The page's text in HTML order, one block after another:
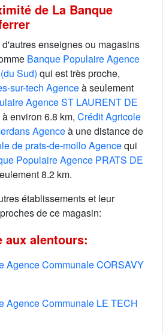
de La Banque
enseignes ou magasins
Banque Populaire Agence
Sud) qui est très proche,
sur-tech Agenceà seulement
Agence ST LAURENT DE
à environ 6.8 km, Crédit Agricole
Agenceà une distance de
de prats-de-mollo Agencequi
Populaire Agence PRATS DE
8.2 km.
établissements et leur
de ce magasin:
aux alentours:
Agence Communale CORSAVY
Agence Communale LE TECH